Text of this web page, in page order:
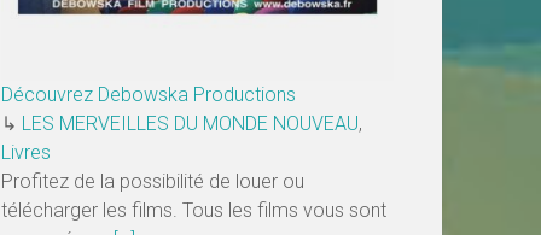
Découvrez Debowska Productions
↳ LES MERVEILLES DU MONDE NOUVEAU,
Livres
Profitez de la possibilité de louer ou
télécharger les films. Tous les films vous sont